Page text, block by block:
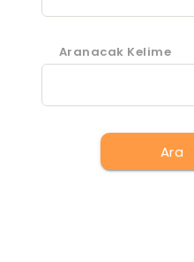
Aranacak Kelime
Ara